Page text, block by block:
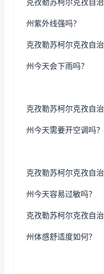
克孜勒苏柯尔克孜自治
州紫外线强吗？
克孜勒苏柯尔克孜自治
州今天会下雨吗？
克孜勒苏柯尔克孜自治
州今天需要开空调吗？
克孜勒苏柯尔克孜自治
州今天容易过敏吗？
克孜勒苏柯尔克孜自治
州体感舒适度如何？